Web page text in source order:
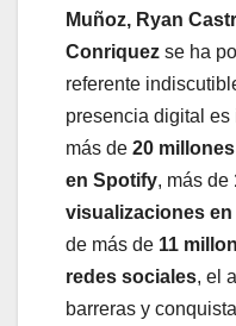
Muñoz, Ryan
Conriquez se ha
referente
presencia digital
más de 20
en Spotify, más de
visualizaciones en
de más de 11
redes sociales, el
barreras y